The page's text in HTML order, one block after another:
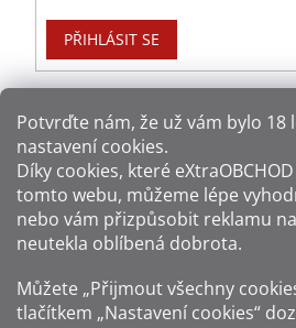
Potvrďte nám​​, že už vám bylo 18
nastavení cookies.
Díky cookies, které
tomto webu, můžeme lépe
nebo vám přizpůsobit reklamu
neutekla oblíbená dobrota.
Můžete „Přijmout všechny
tlačítkem „Nastavení cookies“
PŘIHLÁSIT SE
Způsoby